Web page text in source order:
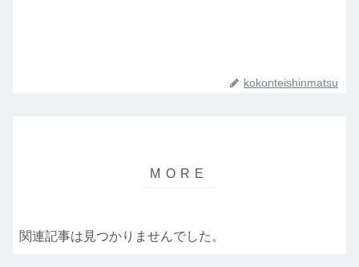
kokonteishinmatsu
関連記事は見つかりませんでした。